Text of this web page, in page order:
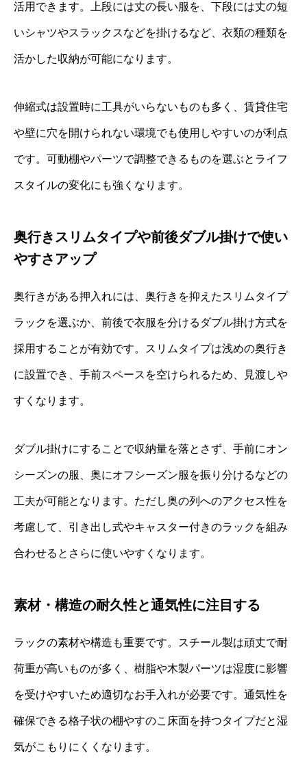
活用できます。上段には丈の長い服を、下段には丈の短
いシャツやスラックスなどを掛けるなど、衣類の種類を
活かした収納が可能になります。
伸縮式は設置時に工具がいらないものも多く、賃貸住宅
や壁に穴を開けられない環境でも使用しやすいのが利点
です。可動棚やパーツで調整できるものを選ぶとライフ
スタイルの変化にも強くなります。
奥行きスリムタイプや前後ダブル掛けで使い
やすさアップ
奥行きがある押入れには、奥行きを抑えたスリムタイプ
ラックを選ぶか、前後で衣服を分けるダブル掛け方式を
採用することが有効です。スリムタイプは浅めの奥行き
に設置でき、手前スペースを空けられるため、見渡しや
すくなります。
ダブル掛けにすることで収納量を落とさず、手前にオン
シーズンの服、奥にオフシーズン服を振り分けるなどの
工夫が可能となります。ただし奥の列へのアクセス性を
考慮して、引き出し式やキャスター付きのラックを組み
合わせるとさらに使いやすくなります。
素材・構造の耐久性と通気性に注目する
ラックの素材や構造も重要です。スチール製は頑丈で耐
荷重が高いものが多く、樹脂や木製パーツは湿度に影響
を受けやすいため適切なお手入れが必要です。通気性を
確保できる格子状の棚やすのこ床面を持つタイプだと湿
気がこもりにくくなります。